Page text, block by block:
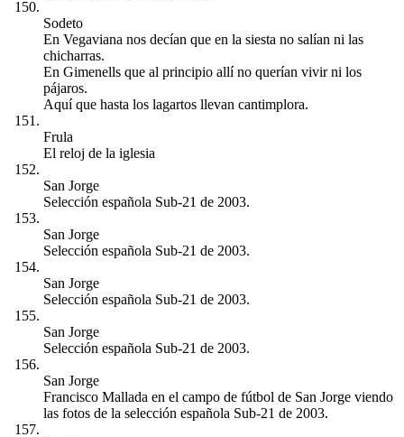
Sodeto
En Vegaviana nos decían que en la siesta no salían ni las
chicharras.
En Gimenells que al principio allí no querían vivir ni los
pájaros.
Aquí que hasta los lagartos llevan cantimplora.
Frula
El reloj de la iglesia
San Jorge
Selección española Sub-21 de 2003.
San Jorge
Selección española Sub-21 de 2003.
San Jorge
Selección española Sub-21 de 2003.
San Jorge
Selección española Sub-21 de 2003.
San Jorge
Francisco Mallada en el campo de fútbol de San Jorge viendo
las fotos de la selección española Sub-21 de 2003.